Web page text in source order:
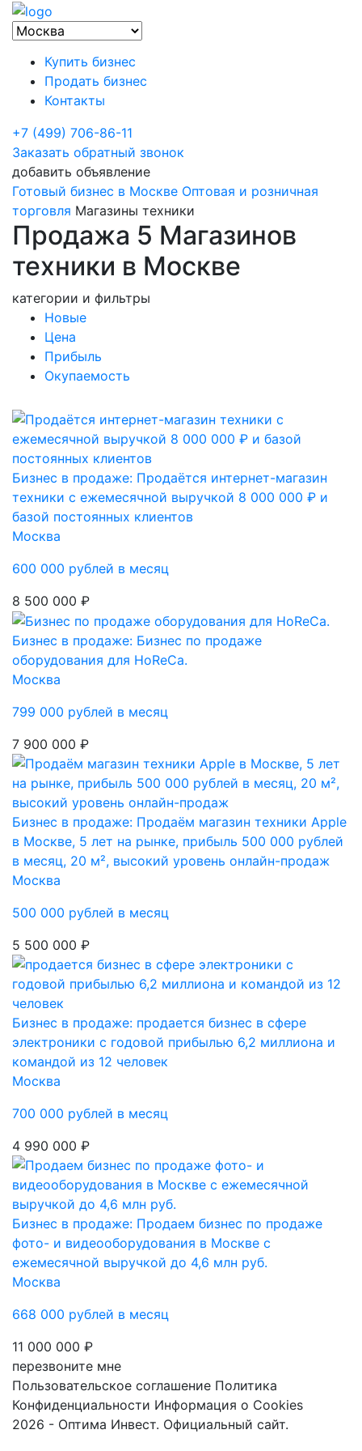
Купить бизнес
Продать бизнес
Контакты
+7 (499) 706-86-11
Заказать обратный звонок
добавить объявление
Готовый бизнес в Москве Оптовая и розничная
торговля Магазины техники
Продажа 5 Магазинов
техники в Москве
категории и фильтры
Новые
Цена
Прибыль
Окупаемость
Бизнес в продаже: Продаётся интернет-магазин
техники с ежемесячной выручкой 8 000 000 ₽ и
базой постоянных клиентов
Москва
600 000 рублей в месяц
8 500 000 ₽
Бизнес в продаже: Бизнес по продаже
оборудования для HoReCa.
Москва
799 000 рублей в месяц
7 900 000 ₽
Бизнес в продаже: Продаём магазин техники Apple
в Москве, 5 лет на рынке, прибыль 500 000 рублей
в месяц, 20 м², высокий уровень онлайн-продаж
Москва
500 000 рублей в месяц
5 500 000 ₽
Бизнес в продаже: продается бизнес в сфере
электроники с годовой прибылью 6,2 миллиона и
командой из 12 человек
Москва
700 000 рублей в месяц
4 990 000 ₽
Бизнес в продаже: Продаем бизнес по продаже
фото- и видеооборудования в Москве с
ежемесячной выручкой до 4,6 млн руб.
Москва
668 000 рублей в месяц
11 000 000 ₽
перезвоните мне
Пользовательское соглашение Политика
Конфиденциальности Информация о Cookies
2026 - Оптима Инвест. Официальный сайт.